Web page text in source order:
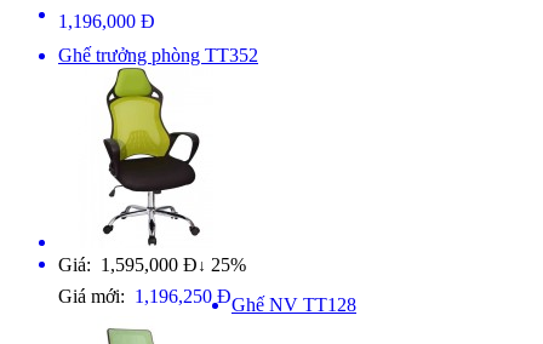
1,196,000 Đ
Ghế trưởng phòng TT352
Giá: 1,595,000 Đ ↓ 25%
Giá mới: 1,196,250 ĐGhế NV TT128